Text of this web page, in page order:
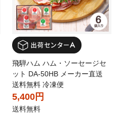
飛騨ハム ハム・ソーセージセ
ット DA-50HB メーカー直送
送料無料 冷凍便
5,400円
送料無料